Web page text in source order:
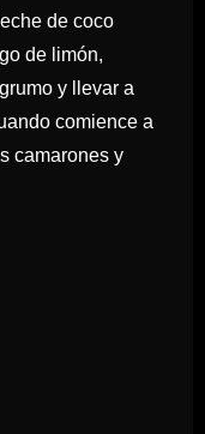
de coco
de limón,
y llevar a
comience a
camarones y